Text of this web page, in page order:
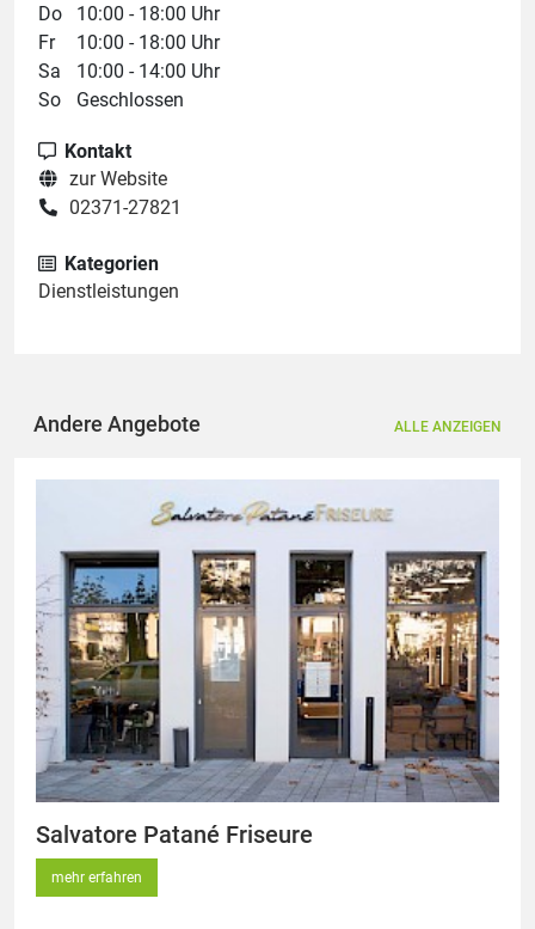
Do
10:00 - 18:00 Uhr
Fr
10:00 - 18:00 Uhr
Sa
10:00 - 14:00 Uhr
So
Geschlossen
Kontakt
zur Website
02371-27821
Kategorien
Dienstleistungen
Andere Angebote ALLE ANZEIGEN
Salvatore Patané Friseure
mehr erfahren